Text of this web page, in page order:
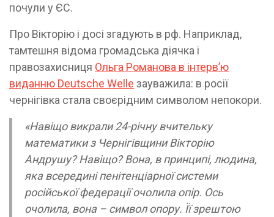
почули у ЄС.
Про Вікторію і досі згадують в рф. Наприклад,
тамтешня відома громадська діячка і
правозахисниця Ольга Романова в інтервʼю
виданню Deutsche Welle зауважила: в росії
чернігівка стала своєрідним символом непокори.
«Навіщо викрали 24-річну вчительку
математики з Чернігівщини Вікторію
Андрушу? Навіщо? Вона, в принципі, людина,
яка всередині пенітенціарної системи
російської федерації очолила опір. Ось
очолила, вона – символ опору. Її зрештою